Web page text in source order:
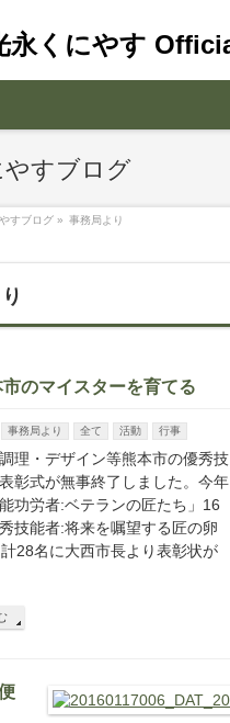
やすブログ
すブログ » 事務局より
のマイスターを育てる
事務局より 全て 活動 行事
理・デザイン等熊本市の優秀技
彰式が無事終了しました。今年
功労者:ベテランの匠たち」16
技能者:将来を嘱望する匠の卵
28名に大西市長より表彰状が